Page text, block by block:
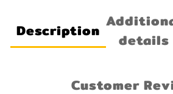
Description
details
Customer